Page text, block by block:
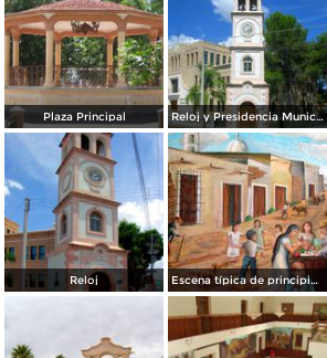
Plaza Principal Reloj y Presidencia Municipal
Reloj Escena típica de principios del siglo XX